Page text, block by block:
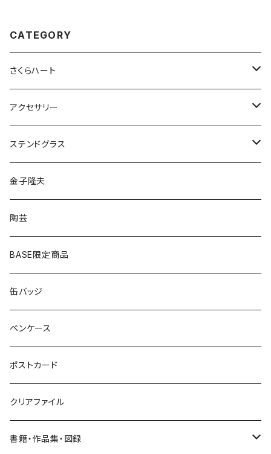
CATEGORY
さくらハート
ペンダント
ゴールド
シルバー
ピアス
ゴールド
シルバー
アクセサリー
ネックレス
ピアス
イヤリング
ヘアゴム
ポニーフック
ブローチ
ステンドグラス
アクセサリー
イヤリング
ピアス
雑貨・小物
金子隆夫
陶芸
BASE限定商品
缶バッジ
ペンケース
ポストカード
クリアファイル
書籍・作品集・図録